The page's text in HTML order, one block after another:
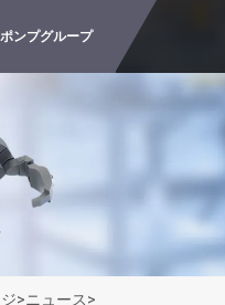
ンプグループ
>ニュース>